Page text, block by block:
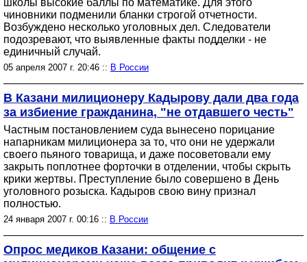
школы высокие баллы по математике. Для этого
чиновники подменили бланки строгой отчетности.
Возбуждено несколько уголовных дел. Следователи
подозревают, что выявленные факты подделки - не
единичный случай.
05 апреля 2007 г. 20:46 :: В России
В Казани милиционеру Кадырову дали два года
за избиение гражданина, "не отдавшего честь"
Частным постановлением суда вынесено порицание
напарникам милиционера за то, что они не удержали
своего пьяного товарища, и даже посоветовали ему
закрыть поплотнее форточки в отделении, чтобы скрыть
крики жертвы. Преступление было совершено в День
уголовного розыска. Кадыров свою вину признал
полностью.
24 января 2007 г. 00:16 :: В России
Опрос медиков Казани: общение с